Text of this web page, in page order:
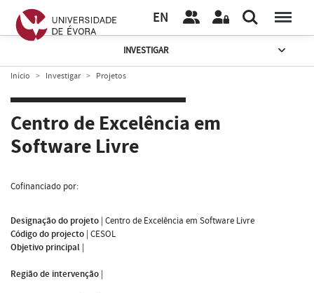
EN
INVESTIGAR
Início Investigar Projetos
Centro de Excelência em
Software Livre
Cofinanciado por:
Designação do projeto | Centro de Excelência em Software Livre
Código do projecto | CESOL
Objetivo principal |
Região de intervenção |